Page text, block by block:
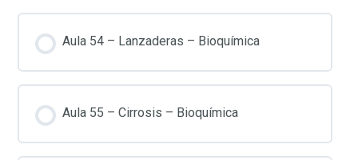
Aula 54 – Lanzaderas – Bioquímica
Aula 55 – Cirrosis – Bioquímica